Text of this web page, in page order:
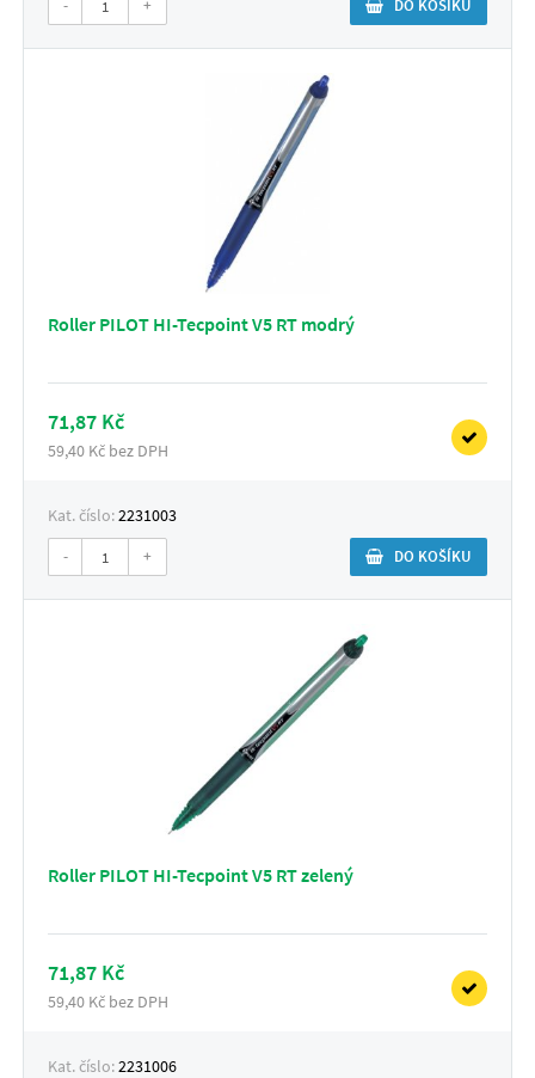
- + DO KOŠÍKU
Roller PILOT HI-Tecpoint V5 RT modrý
71,87 Kč
59,40 Kč bez DPH
Kat. číslo:2231003
- + DO KOŠÍKU
Roller PILOT HI-Tecpoint V5 RT zelený
71,87 Kč
59,40 Kč bez DPH
Kat. číslo:2231006